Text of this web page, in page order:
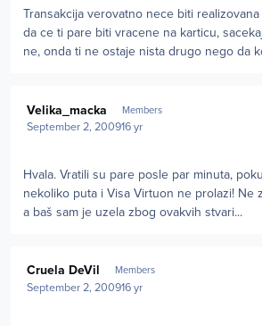
Transakcija verovatno nece biti
da ce ti pare biti vracene na karticu,
ne, onda ti ne ostaje nista drugo nego da
Velika_macka Members
September 2, 200916 yr
Hvala. Vratili su pare posle par minuta,
nekoliko puta i Visa Virtuon ne prolazi! Ne
a baš sam je uzela zbog ovakvih stvari...
Cruela DeVil Members
September 2, 200916 yr